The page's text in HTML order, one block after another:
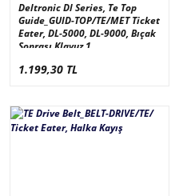
Deltronic Dl Series, Te Top
Guide_GUID-TOP/TE/MET Ticket
Eater, DL-5000, DL-9000, Bıçak
Sonrası Klavuz 1
1.199,30 TL